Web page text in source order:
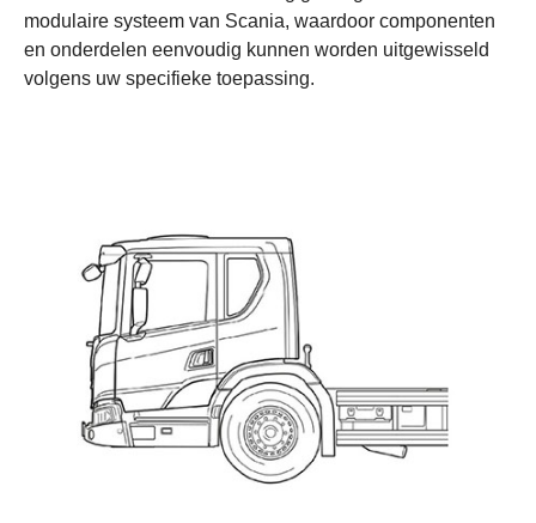
modulaire systeem van Scania, waardoor componenten
en onderdelen eenvoudig kunnen worden uitgewisseld
volgens uw specifieke toepassing.